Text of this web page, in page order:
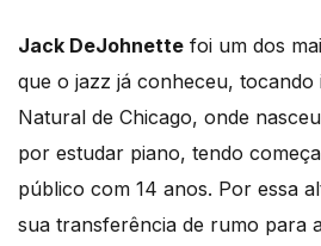
Jack DeJohnette foi um dos
que o jazz já conheceu, tocando
Natural de Chicago, onde
por estudar piano, tendo
público com 14 anos. Por essa
sua transferência de rumo para